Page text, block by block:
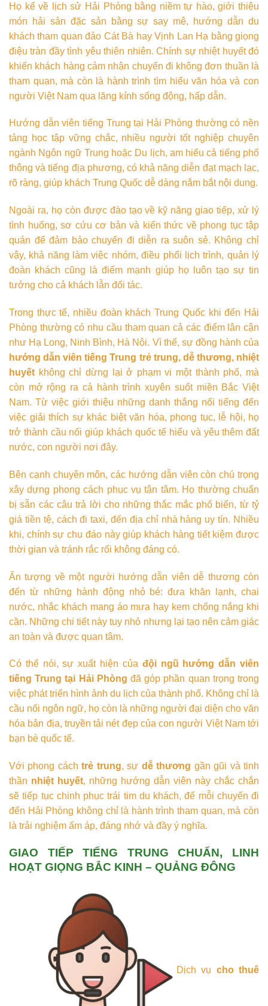
Họ kể về lịch sử Hải Phòng bằng niềm tự hào, giới thiệu
món hải sản đặc sản bằng sự say mê, hướng dẫn du
khách tham quan đảo Cát Bà hay Vịnh Lan Hạ bằng giọng
điệu tràn đầy tình yêu thiên nhiên. Chính sự nhiệt huyết đó
khiến khách hàng cảm nhận chuyến đi không đơn thuần là
tham quan, mà còn là hành trình tìm hiểu văn hóa và con
người Việt Nam qua lăng kính sống động, hấp dẫn.
Hướng dẫn viên tiếng Trung tại Hải Phòng thường có nền
tảng học tập vững chắc, nhiều người tốt nghiệp chuyên
ngành Ngôn ngữ Trung hoặc Du lịch, am hiểu cả tiếng phổ
thông và tiếng địa phương, có khả năng diễn đạt mạch lạc,
rõ ràng, giúp khách Trung Quốc dễ dàng nắm bắt nội dung.
Ngoài ra, họ còn được đào tạo về kỹ năng giao tiếp, xử lý
tình huống, sơ cứu cơ bản và kiến thức về phong tục tập
quán để đảm bảo chuyến đi diễn ra suôn sẻ. Không chỉ
vậy, khả năng làm việc nhóm, điều phối lịch trình, quản lý
đoàn khách cũng là điểm mạnh giúp họ luôn tạo sự tin
tưởng cho cả khách lẫn đối tác.
Trong thực tế, nhiều đoàn khách Trung Quốc khi đến Hải
Phòng thường có nhu cầu tham quan cả các điểm lân cận
như Hạ Long, Ninh Bình, Hà Nội. Vì thế, sự đồng hành của
hướng dẫn viên tiếng Trung trẻ trung, dễ thương, nhiệt
huyết không chỉ dừng lại ở phạm vi một thành phố, mà
còn mở rộng ra cả hành trình xuyên suốt miền Bắc Việt
Nam. Từ việc giới thiệu những danh thắng nổi tiếng đến
việc giải thích sự khác biệt văn hóa, phong tục, lễ hội, họ
trở thành cầu nối giúp khách quốc tế hiểu và yêu thêm đất
nước, con người nơi đây.
Bên cạnh chuyên môn, các hướng dẫn viên còn chú trọng
xây dựng phong cách phục vụ tận tâm. Họ thường chuẩn
bị sẵn các câu trả lời cho những thắc mắc phổ biến, từ tỷ
giá tiền tệ, cách đi taxi, đến địa chỉ nhà hàng uy tín. Nhiều
khi, chính sự chu đáo này giúp khách hàng tiết kiệm được
thời gian và tránh rắc rối không đáng có.
Ấn tượng về một người hướng dẫn viên dễ thương còn
đến từ những hành động nhỏ bé: đưa khăn lạnh, chai
nước, nhắc khách mang áo mưa hay kem chống nắng khi
cần. Những chi tiết này tuy nhỏ nhưng lại tạo nên cảm giác
an toàn và được quan tâm.
Có thể nói, sự xuất hiện của đội ngũ hướng dẫn viên
tiếng Trung tại Hải Phòng đã góp phần quan trọng trong
việc phát triển hình ảnh du lịch của thành phố. Không chỉ là
cầu nối ngôn ngữ, họ còn là những người đại diện cho văn
hóa bản địa, truyền tải nét đẹp của con người Việt Nam tới
bạn bè quốc tế.
Với phong cáchtrẻ trung, sự dễ thương gần gũi và tinh
thần nhiệt huyết, những hướng dẫn viên này chắc chắn
sẽ tiếp tục chinh phục trái tim du khách, để mỗi chuyến đi
đến Hải Phòng không chỉ là hành trình tham quan, mà còn
là trải nghiệm ấm áp, đáng nhớ và đầy ý nghĩa.
GIAO TIẾP TIẾNG TRUNG CHUẨN, LINH
HOẠT GIỌNG BẮC KINH – QUẢNG ĐÔNG
Dịch vụ cho thuê